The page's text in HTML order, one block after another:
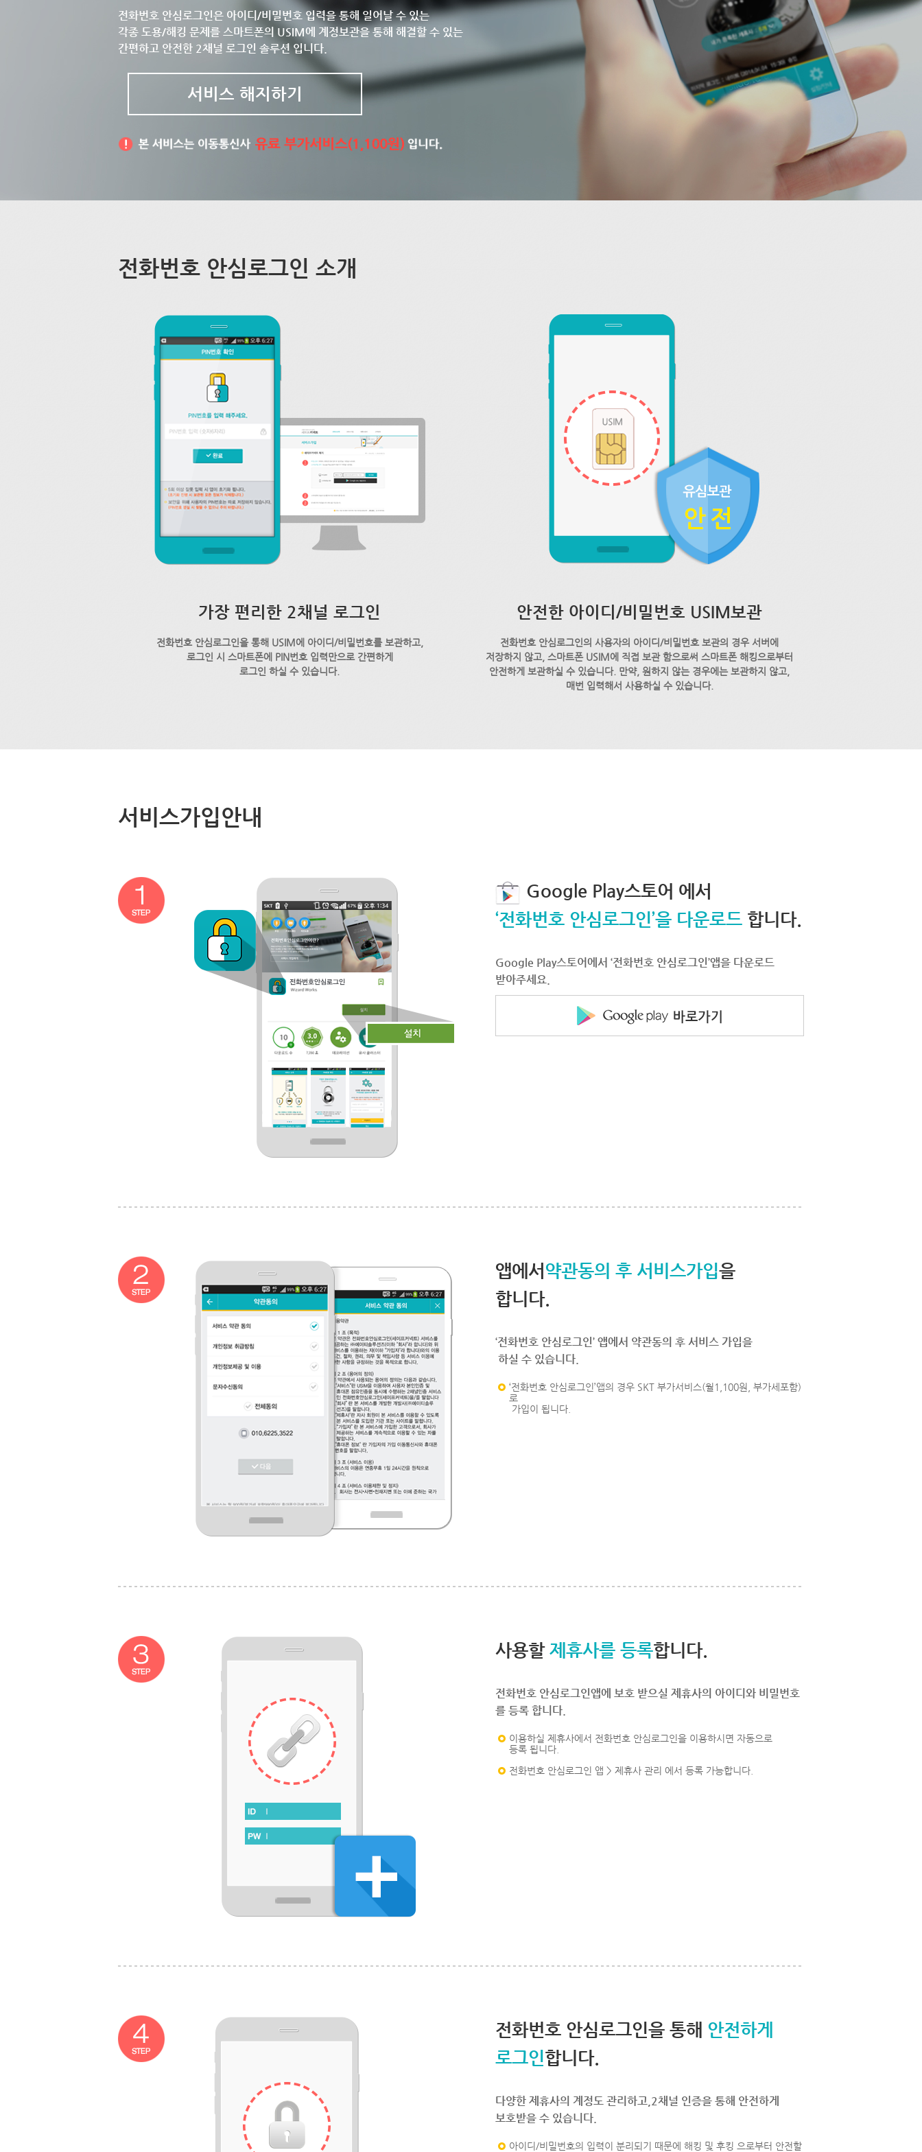
전화번호 안심로그인은 아이디/비밀번호 입력을 통해 일어날 수 있는
각종 도용/해킹 문제를 스마트폰의 USIM에 계정보관을 통해 해결할 수 있는
간편하고 안전한 2채널 로그인 솔루션 입니다.
서비스 해지하기
전화번호 안심로그인 소개
가장 편리한 2채널 로그인
전화번호 안심로그인을 통해 USIM에 아이디/비밀번호를 보관하고,
로그인 시 스마트폰에 PIN번호 입력만으로 간편하게
로그인 하실 수 있습니다.
안전한 아이디/비밀번호 USIM보관
전화번호 안심로그인의 사용자의 아이디/비밀번호 보관의 경우 서버에
저장하지 않고, 스마트폰 USIM에 직접 보관 함으로써 스마트폰 해킹으로부터
안전하게 보관하실 수 있습니다. 만약, 원하지 않는 경우에는 보관하지 않고,
매번 입력해서 사용하실 수 있습니다.
서비스가입안내
Google Play스토어 에서
‘전화번호 안심로그인’을 다운로드 합니다.
Google Play스토어에서 ‘전화번호 안심로그인’앱을 다운로드
받아주세요.
앱에서 약관동의 후 서비스가입을
합니다.
‘전화번호 안심로그인’ 앱에서 약관동의 후 서비스 가입을
하실 수 있습니다.
‘전화번호 안심로그인’앱의 경우 SKT 부가서비스(월1,100원, 부가세포함)
로
가입이 됩니다.
사용할 제휴사를 등록합니다.
전화번호 안심로그인앱에 보호 받으실 제휴사의 아이디와 비밀번호
를 등록 합니다.
이용하실 제휴사에서 전화번호 안심로그인을 이용하시면 자동으로
등록 됩니다.
전화번호 안심로그인 앱 > 제휴사 관리 에서 등록 가능합니다.
전화번호 안심로그인을 통해 안전하게
로그인합니다.
다양한 제휴사의 계정도 관리하고,2채널 인증을 통해 안전하게
보호받을 수 있습니다.
아이디/비밀번호의 입력이 분리되기 때문에 해킹 및 후킹 으로부터 안전할